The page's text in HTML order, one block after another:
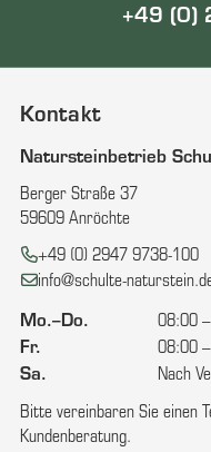
+49 (0)
Kontakt
Natursteinbetrieb
Berger Straße 37
59609 Anröchte
Telefon:
+49 (0) 2947 9738-100
E-Mail:
info@schulte-
Mo.–Do. 08:00
Fr.
08:00
Sa.
Nach
Bitte vereinbaren Sie einen
Kundenberatung.